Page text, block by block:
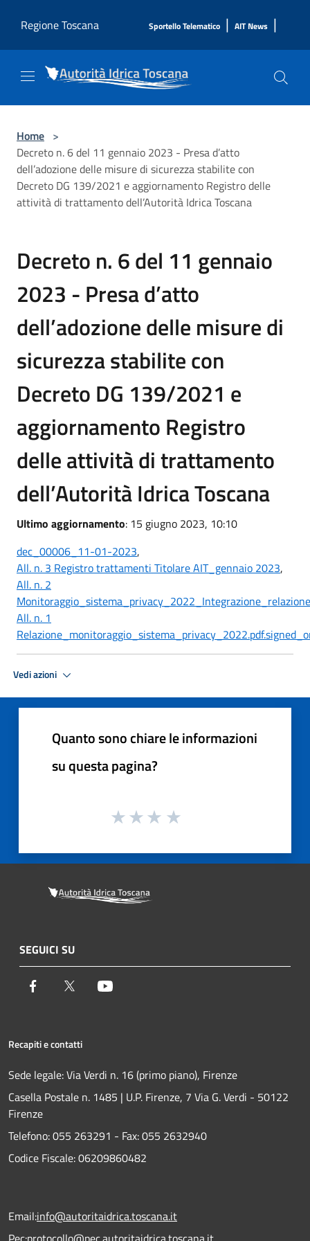
Regione Toscana
Sportello Telematico | AIT News |
Home >
Decreto n. 6 del 11 gennaio 2023 - Presa d’atto
dell’adozione delle misure di sicurezza stabilite con
Decreto DG 139/2021 e aggiornamento Registro delle
attività di trattamento dell’Autorità Idrica Toscana
Decreto n. 6 del 11 gennaio
2023 - Presa d’atto
dell’adozione delle misure di
sicurezza stabilite con
Decreto DG 139/2021 e
aggiornamento Registro
delle attività di trattamento
dell’Autorità Idrica Toscana
Ultimo aggiornamento: 15 giugno 2023, 10:10
dec_00006_11-01-2023,
All. n. 3 Registro trattamenti Titolare AIT_gennaio 2023,
All. n. 2
All. n. 1
Vedi azioni
Quanto sono chiare le informazioni
su questa pagina?
SEGUICI SU
Facebook Twitter
Recapiti e contatti
Sede legale: Via Verdi n. 16 (primo piano), Firenze
Casella Postale n. 1485 | U.P. Firenze, 7 Via G. Verdi - 50122
Firenze
Telefono:055 263291 - Fax:055 2632940
Codice Fiscale: 06209860482
Email:info@autoritaidrica.toscana.it